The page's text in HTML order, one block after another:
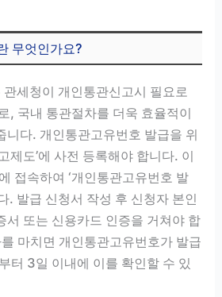
무엇인가요?
세청이 개인통관신고시 필요로
, 국내 통관절차를 더욱 효율적이
니다. 개인통관고유번호 발급을 위
제도’에 사전 등록해야 합니다. 이
접속하여 ‘개인통관고유번호 발
. 발급 신청서 작성 후 신청자 본인
서 또는 신용카드 인증을 거쳐야 합
마치면 개인통관고유번호가 발급
터 3일 이내에 이를 확인할 수 있